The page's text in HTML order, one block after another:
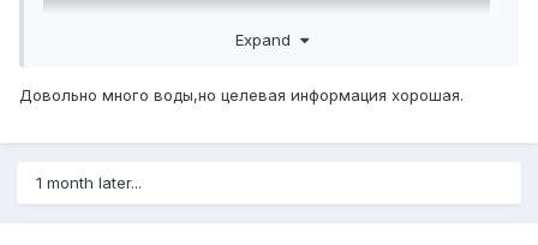
Expand
Довольно много воды,но целевая информация хорошая.
1 month later...